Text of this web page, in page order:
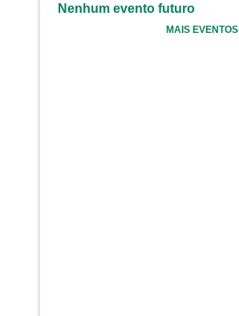
Nenhum evento futuro
MAIS EVENTOS